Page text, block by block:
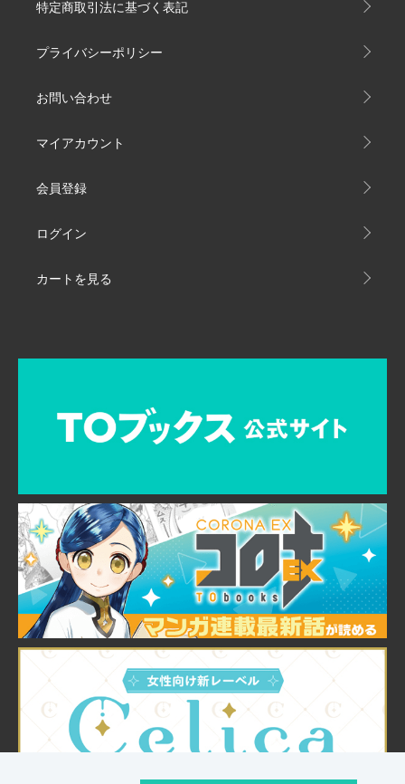
特定商取引法に基づく表記
プライバシーポリシー
お問い合わせ
マイアカウント
会員登録
ログイン
カートを見る